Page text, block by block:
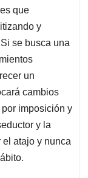
que
y
se busca una
un
cambios
imposición y
y la
atajo y nunca